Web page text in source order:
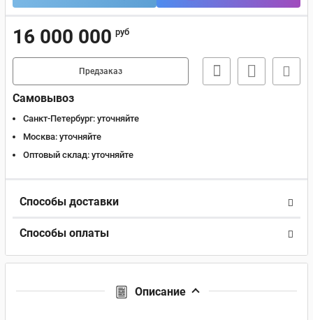
16 000 000 руб
Предзаказ
Самовывоз
Санкт-Петербург: уточняйте
Москва: уточняйте
Оптовый склад: уточняйте
Способы доставки
Способы оплаты
Описание